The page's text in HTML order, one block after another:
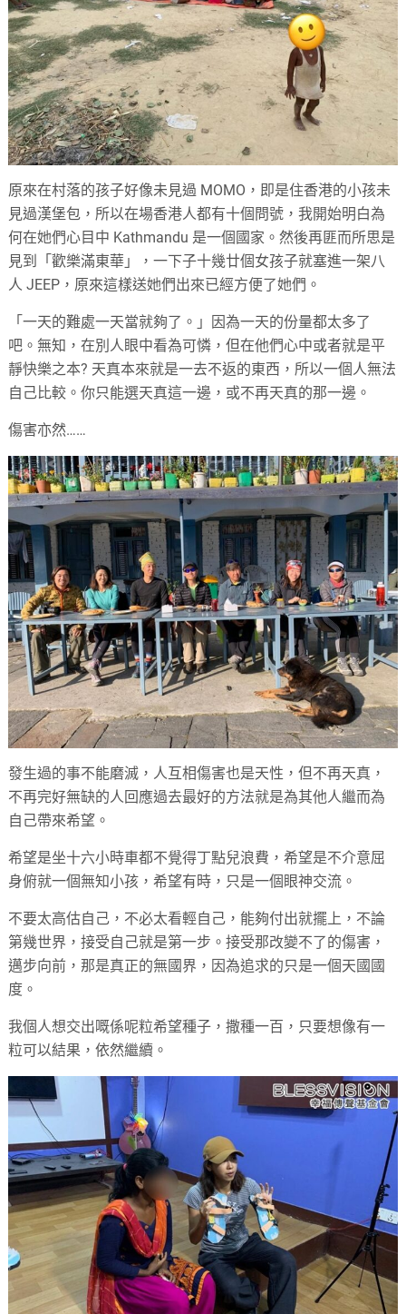
原來在村落的孩子好像未見過 MOMO，即是住香港的小孩未
見過漢堡包，所以在場香港人都有十個問號，我開始明白為
何在她們心目中 Kathmandu 是一個國家。然後再匪而所思是
見到「歡樂滿東華」，一下子十幾廿個女孩子就塞進一架八
人 JEEP，原來這樣送她們出來已經方便了她們。
「一天的難處一天當就夠了。」因為一天的份量都太多了
吧。無知，在別人眼中看為可憐，但在他們心中或者就是平
靜快樂之本? 天真本來就是一去不返的東西，所以一個人無法
自己比較。你只能選天真這一邊，或不再天真的那一邊。
傷害亦然……
發生過的事不能磨滅，人互相傷害也是天性，但不再天真，
不再完好無缺的人回應過去最好的方法就是為其他人繼而為
自己帶來希望。
希望是坐十六小時車都不覺得丁點兒浪費，希望是不介意屈
身俯就一個無知小孩，希望有時，只是一個眼神交流。
不要太高估自己，不必太看輕自己，能夠付出就擺上，不論
第幾世界，接受自己就是第一步。接受那改變不了的傷害，
邁步向前，那是真正的無國界，因為追求的只是一個天國國
度。
我個人想交出嘅係呢粒希望種子，撒種一百，只要想像有一
粒可以結果，依然繼續。